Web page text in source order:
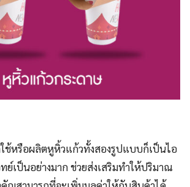
ใช้หรือผลิตหูหิ้วแก้วทั้งสองรูปแบบก็เป็นไอ
ย์เป็นอย่างมาก ช่วยส่งเสริมทำให้ปริมาณ